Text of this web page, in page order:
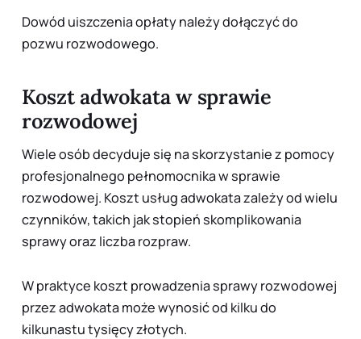
Dowód uiszczenia opłaty należy dołączyć do
pozwu rozwodowego.
Koszt adwokata w sprawie
rozwodowej
Wiele osób decyduje się na skorzystanie z pomocy
profesjonalnego pełnomocnika w sprawie
rozwodowej. Koszt usług adwokata zależy od wielu
czynników, takich jak stopień skomplikowania
sprawy oraz liczba rozpraw.
W praktyce koszt prowadzenia sprawy rozwodowej
przez adwokata może wynosić od kilku do
kilkunastu tysięcy złotych.